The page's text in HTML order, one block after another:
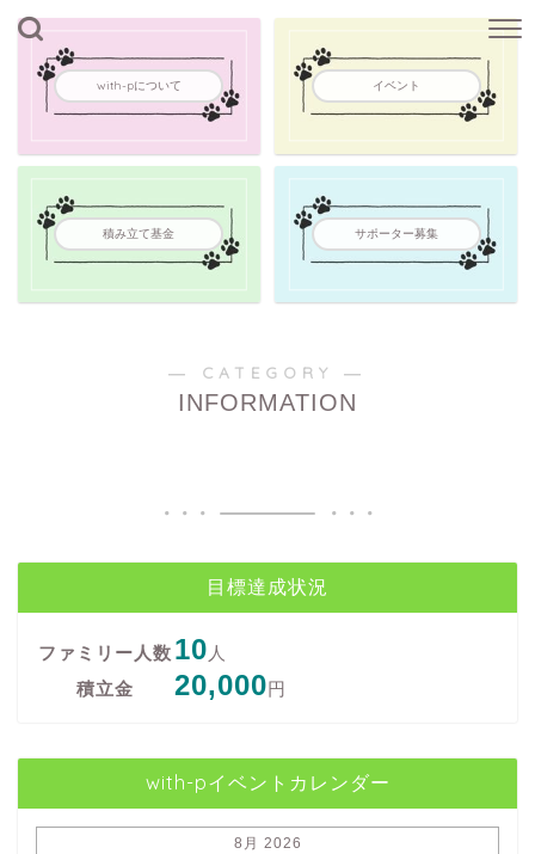
with-pについて イベント
積み立て基金 サポーター募集
― CATEGORY ―
INFORMATION
目標達成状況
ファミリー人数 10 人
積立金
20,000円
with-pイベントカレンダー
8月 2026